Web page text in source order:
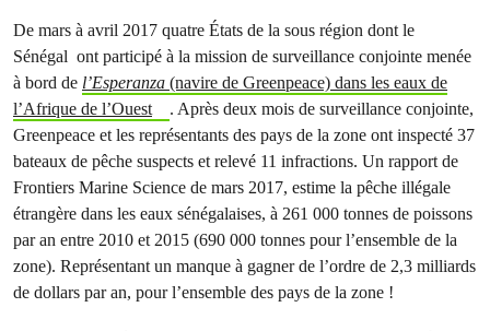
De mars à avril 2017 quatre États de la sous région dont le
Sénégal ont participé à la mission de surveillance conjointe menée
à bord de l’Esperanza (navire de Greenpeace) dans les eaux de
l’Afrique de l’Ouest
. Après deux mois de surveillance conjointe,
Greenpeace et les représentants des pays de la zone ont inspecté 37
bateaux de pêche suspects et relevé 11 infractions. Un rapport de
Frontiers Marine Science de mars 2017, estime la pêche illégale
étrangère dans les eaux sénégalaises, à 261 000 tonnes de poissons
par an entre 2010 et 2015 (690 000 tonnes pour l’ensemble de la
zone). Représentant un manque à gagner de l’ordre de 2,3 milliards
de dollars par an, pour l’ensemble des pays de la zone !